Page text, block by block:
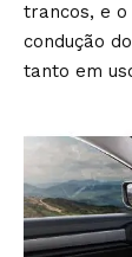
trancos, e
condução
tanto em